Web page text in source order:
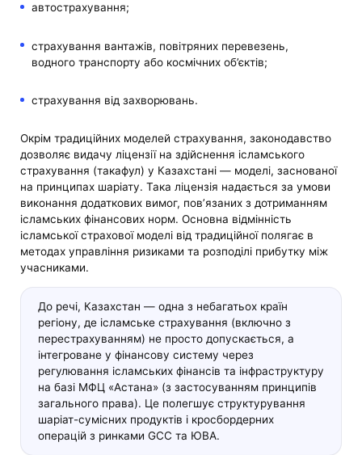
автострахування;
страхування вантажів, повітряних перевезень,
водного транспорту або космічних об’єктів;
страхування від захворювань.
Окрім традиційних моделей страхування, законодавство
дозволяє видачу ліцензії на здійснення ісламського
страхування (такафул) у Казахстані — моделі, заснованої
на принципах шаріату. Така ліцензія надається за умови
виконання додаткових вимог, пов’язаних з дотриманням
ісламських фінансових норм. Основна відмінність
ісламської страхової моделі від традиційної полягає в
методах управління ризиками та розподілі прибутку між
учасниками.
До речі, Казахстан — одна з небагатьох країн
регіону, де ісламське страхування (включно з
перестрахуванням) не просто допускається, а
інтегроване у фінансову систему через
регулювання ісламських фінансів та інфраструктуру
на базі МФЦ «Астана» (з застосуванням принципів
загального права). Це полегшує структурування
шаріат-сумісних продуктів і кросбордерних
операцій з ринками GCC та ЮВА.